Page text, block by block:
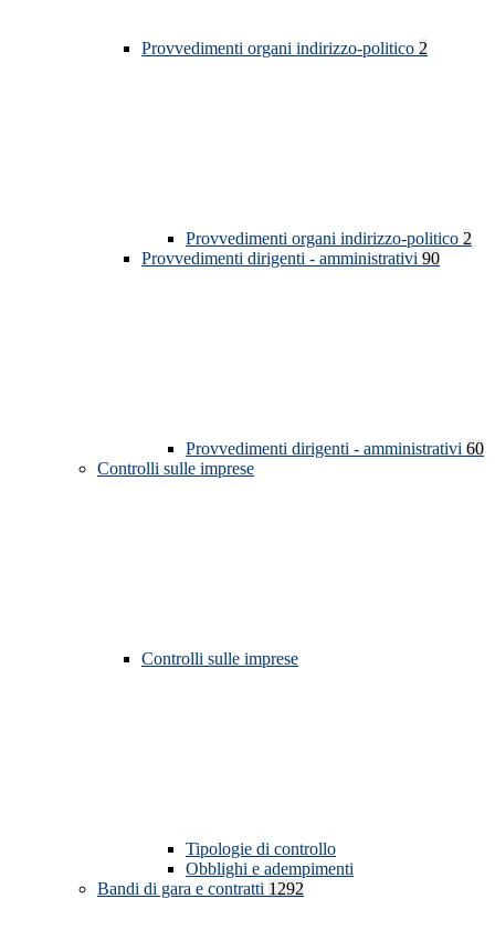
Provvedimenti organi indirizzo-politico 2
Provvedimenti organi indirizzo-politico 2
Provvedimenti dirigenti - amministrativi 90
Provvedimenti dirigenti - amministrativi 60
Controlli sulle imprese
Controlli sulle imprese
Tipologie di controllo
Obblighi e adempimenti
Bandi di gara e contratti 1292